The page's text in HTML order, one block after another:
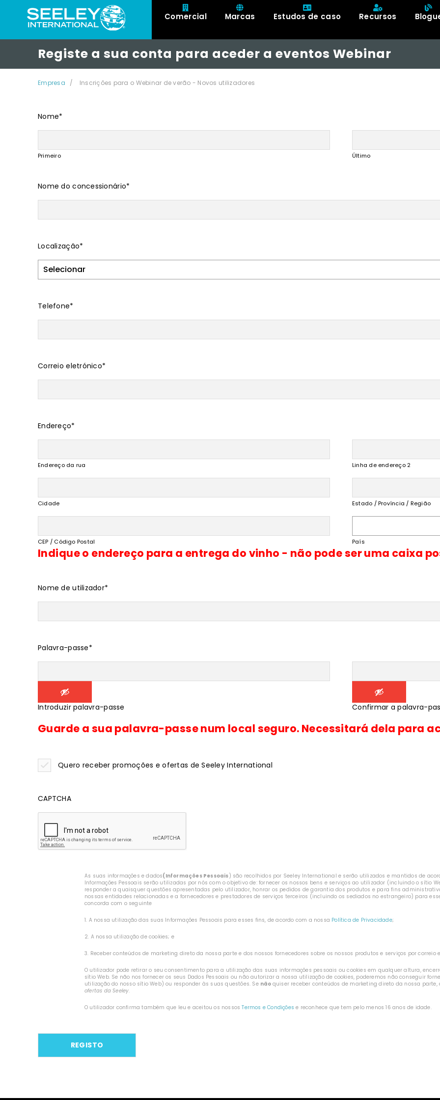
Comercial Marcas Estudos de caso Recursos
Registe a sua conta para aceder a eventos Webinar
Empresa Inscrições para o Webinar de verão - Novos utilizadores
Nome*
Primeiro Último
Nome do concessionário*
Localização*
Telefone*
Correio eletrónico*
Endereço*
Endereço da rua Linha de endereço 2
Cidade Estado / Província / Região
CEP / Código Postal País
Indique o endereço para a entrega do vinho - não pode ser uma caixa
Nome de utilizador*
Palavra-passe*
Introduzir palavra-passe Confirmar a palavra-
Guarde a sua palavra-passe num local seguro. Necessitará dela para
Quero receber promoções e ofertas de Seeley International
CAPTCHA
As suas informações e dados(Informações Pessoais ) são recolhidos por Seeley International e serão utilizados e mantidos de
Informações Pessoais serão utilizadas por nós com o objetivo de: fornecer os nossos bens e serviços ao utilizador (incluindo o sítio
responder a quaisquer questões apresentadas pelo utilizador, honrar os pedidos de garantia dos produtos e para fins
nossas entidades relacionadas e a fornecedores e prestadores de serviços terceiros (incluindo os sediados no estrangeiro) para
concorda com o seguinte
1. A nossa utilização das suas Informações Pessoais para esses fins, de acordo com a nossa Política de Privacidade;
2. A nossa utilização de cookies; e
3. Receber conteúdos de marketing direto da nossa parte e dos nossos fornecedores sobre os nossos produtos e serviços por correio
O utilizador pode retirar o seu consentimento para a utilização das suas informações pessoais ou cookies em qualquer altura,
sítio Web. Se não nos fornecer os seus Dados Pessoais ou não autorizar a nossa utilização de cookies, poderemos não conseguir
utilização do nosso sítio Web) ou responder às suas questões. Se não quiser receber conteúdos de marketing direto da nossa
ofertas da Seeley.
O utilizador confirma também que leu e aceitou os nossosTermos e Condições e reconhece que tem pelo menos 16 anos de idade.